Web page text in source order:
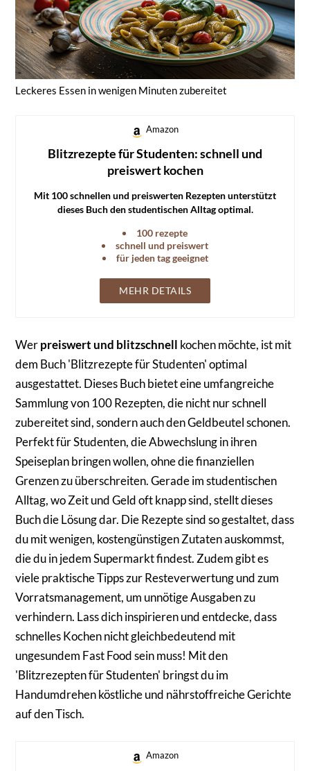
Leckeres Essen in wenigen Minuten zubereitet
Amazon
Blitzrezepte für Studenten: schnell und
preiswert kochen
Mit 100 schnellen und preiswerten Rezepten unterstützt
dieses Buch den studentischen Alltag optimal.
100 rezepte
schnell und preiswert
für jeden tag geeignet
MEHR DETAILS
Werpreiswert und blitzschnell kochen möchte, ist mit
dem Buch 'Blitzrezepte für Studenten' optimal
ausgestattet. Dieses Buch bietet eine umfangreiche
Sammlung von 100 Rezepten, die nicht nur schnell
zubereitet sind, sondern auch den Geldbeutel schonen.
Perfekt für Studenten, die Abwechslung in ihren
Speiseplan bringen wollen, ohne die finanziellen
Grenzen zu überschreiten. Gerade im studentischen
Alltag, wo Zeit und Geld oft knapp sind, stellt dieses
Buch die Lösung dar. Die Rezepte sind so gestaltet, dass
du mit wenigen, kostengünstigen Zutaten auskommst,
die du in jedem Supermarkt findest. Zudem gibt es
viele praktische Tipps zur Resteverwertung und zum
Vorratsmanagement, um unnötige Ausgaben zu
verhindern. Lass dich inspirieren und entdecke, dass
schnelles Kochen nicht gleichbedeutend mit
ungesundem Fast Food sein muss! Mit den
'Blitzrezepten für Studenten' bringst du im
Handumdrehen köstliche und nährstoffreiche Gerichte
auf den Tisch.
Amazon